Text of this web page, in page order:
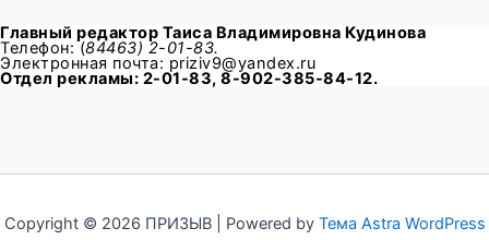
Главный редактор Таиса Владимировна Кудинова
Телефон: (84463) 2-01-83.
Электронная почта: priziv9@yandex.ru
Отдел рекламы: 2-01-83, 8-902-385-84-12.
Copyright © 2026 ПРИЗЫВ | Powered by Тема Astra WordPress